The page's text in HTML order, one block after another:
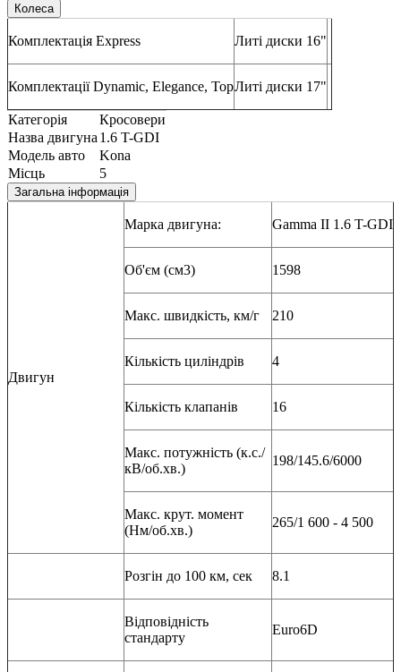
Колеса
Комплектація Express Литі диски 16"
Комплектації Dynamic, Elegance, TopЛиті диски 17"
Категорія
Кросовери
Назва двигуна 1.6 T-GDI
Модель авто
Kona
Місць
5
Загальна інформація
Двигун
Марка двигуна: Gamma II 1.6 T-GDI
Об'єм (см3) 1598
Макс. швидкість, км/г 210
Кількість циліндрів 4
Кількість клапанів 16
Макс. потужність (к.с./
кВ/об.хв.)
198/145.6/6000
Макс. крут. момент
(Нм/об.хв.)
265/1 600 - 4 500
Розгін до 100 км, сек 8.1
Відповідність
стандарту
Euro6D